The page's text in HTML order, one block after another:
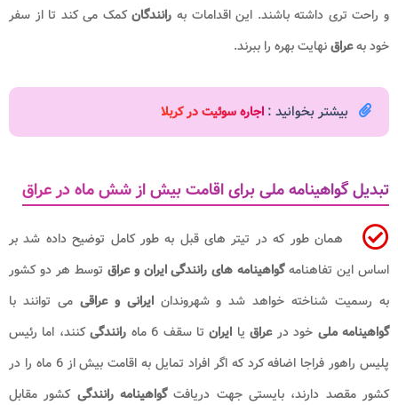
و راحت‌ تری داشته باشند. این اقدامات به رانندگانکمک می‌ کند تا از سفر
خود بهعراقنهایت بهره را ببرند.
بیشتر بخوانید : اجاره سوئیت در کربلا
تبدیل گواهینامه ملی برای اقامت بیش از شش ماه در عراق
همان طور که در تیتر های قبل به طور کامل توضیح داده شد بر
اساس این تفاهنامهگواهینامه‌ های رانندگی ایران و عراق توسط هر دو کشور
به رسمیت شناخته خواهد شد و شهروندان ایرانی و عراقیمی‌ توانند با
گواهینامه ملی خود درعراقیا ایرانتا سقف 6 ماه رانندگیکنند، اما رئیس
پلیس راهور فراجا اضافه کرد که اگر افراد تمایل به اقامت بیش از 6 ماه را در
کشور مقصد دارند، بایستی جهت دریافتگواهینامه رانندگی کشور مقابل